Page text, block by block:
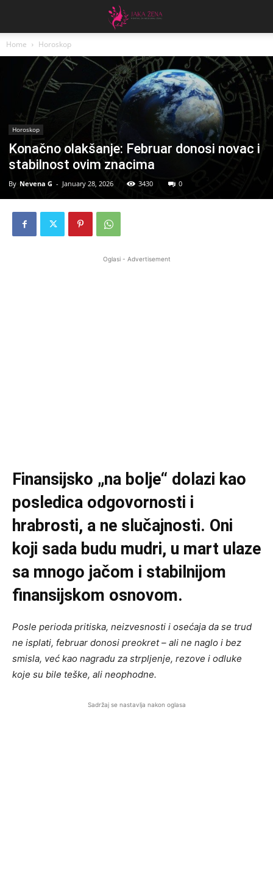
Home Horoskop
Horoskop
Konačno olakšanje: Februar donosi novac i
stabilnost ovim znacima
By Nevena G - January 28, 2026 3430 0
Oglasi - Advertisement
Finansijsko „na bolje“ dolazi kao
posledica odgovornosti i
hrabrosti, a ne slučajnosti. Oni
koji sada budu mudri, u mart ulaze
sa mnogo jačom i stabilnijom
finansijskom osnovom.
Posle perioda pritiska, neizvesnosti i osećaja da se trud
ne isplati, februar donosi preokret – ali ne naglo i bez
smisla, već kao nagradu za strpljenje, rezove i odluke
koje su bile teške, ali neophodne.
Sadržaj se nastavlja nakon oglasa